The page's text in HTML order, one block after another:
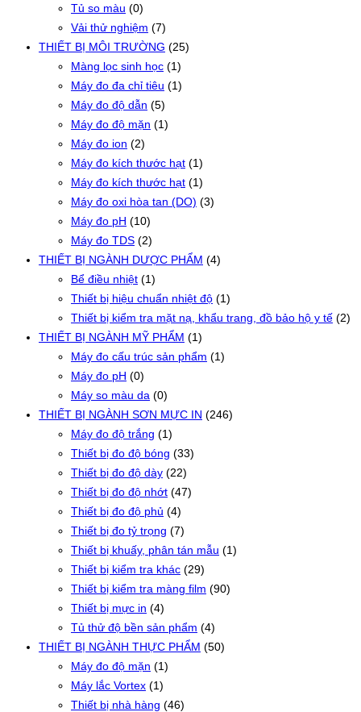
Tủ so màu (0)
Vải thử nghiệm (7)
THIẾT BỊ MÔI TRƯỜNG (25)
Màng lọc sinh học (1)
Máy đo đa chỉ tiêu (1)
Máy đo độ dẫn (5)
Máy đo độ mặn (1)
Máy đo ion (2)
Máy đo kích thước hạt (1)
Máy đo kích thước hạt (1)
Máy đo oxi hòa tan (DO) (3)
Máy đo pH (10)
Máy đo TDS (2)
THIẾT BỊ NGÀNH DƯỢC PHẨM (4)
Bể điều nhiệt (1)
Thiết bị hiệu chuẩn nhiệt độ (1)
Thiết bị kiểm tra mặt nạ, khẩu trang, đồ bảo hộ y tế (2)
THIẾT BỊ NGÀNH MỸ PHẨM (1)
Máy đo cấu trúc sản phẩm (1)
Máy đo pH (0)
Máy so màu da (0)
THIẾT BỊ NGÀNH SƠN MỰC IN (246)
Máy đo độ trắng (1)
Thiết bị đo độ bóng (33)
Thiết bị đo độ dày (22)
Thiết bị đo độ nhớt (47)
Thiết bị đo độ phủ (4)
Thiết bị đo tỷ trọng (7)
Thiết bị khuấy, phân tán mẫu (1)
Thiết bị kiểm tra khác (29)
Thiết bị kiểm tra màng film (90)
Thiết bị mực in (4)
Tủ thử độ bền sản phẩm (4)
THIẾT BỊ NGÀNH THỰC PHẨM (50)
Máy đo độ mặn (1)
Máy lắc Vortex (1)
Thiết bị nhà hàng (46)